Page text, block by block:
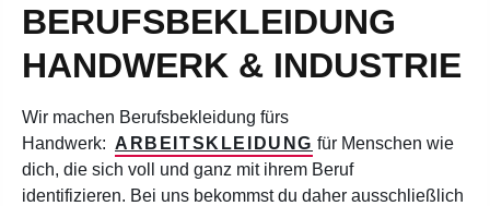
BERUFSBEKLEIDUNG
HANDWERK & INDUSTRIE
Wir machen Berufsbekleidung fürs
Handwerk: ARBEITSKLEIDUNG für Menschen wie
dich, die sich voll und ganz mit ihrem Beruf
identifizieren. Bei uns bekommst du daher ausschließlich